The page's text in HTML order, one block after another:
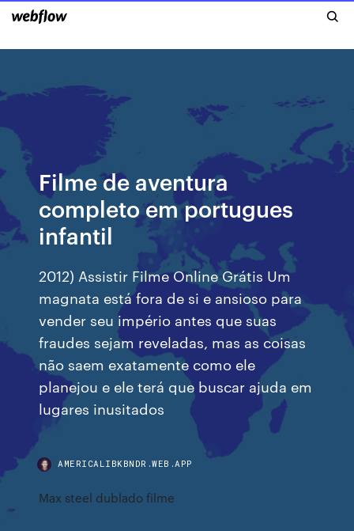
Filme de aventura
completo em portugues
infantil
2012) Assistir Filme Online Grátis Um
magnata está fora de si e ansioso para
vender seu império antes que suas
fraudes sejam reveladas, mas as coisas
não saem exatamente como ele
planejou e ele terá que buscar ajuda em
lugares inusitados
AMERICALIBKBNDR.WEB.APP
Max steel dublado filme